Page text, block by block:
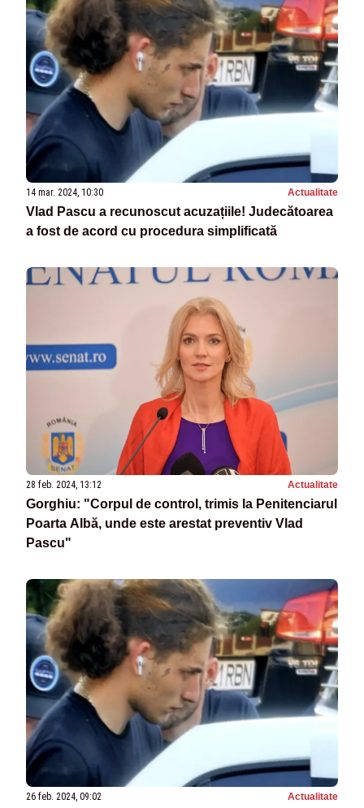
14 mar. 2024, 10:30 Actualitate
Vlad Pascu a recunoscut acuzațiile! Judecătoarea
a fost de acord cu procedura simplificată
28 feb. 2024, 13:12 Actualitate
Gorghiu: "Corpul de control, trimis la Penitenciarul
Poarta Albă, unde este arestat preventiv Vlad
Pascu"
26 feb. 2024, 09:02 Actualitate